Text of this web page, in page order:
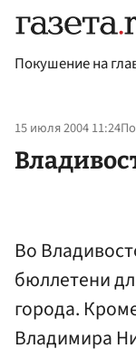
Покушение на
15 июля 2004 11:24
Во
бюллетени
города.
Владимира